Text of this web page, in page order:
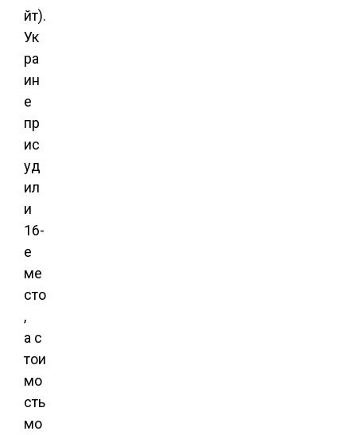
йт).
Ук
ра
ин
е
пр
ис
уд
ил
и
16-
е
ме
сто
,
а с
тои
мо
сть
мо